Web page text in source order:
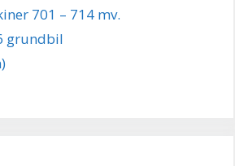
701 – 714 mv.
grundbil